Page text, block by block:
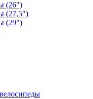
(26")
(27,5")
(29")